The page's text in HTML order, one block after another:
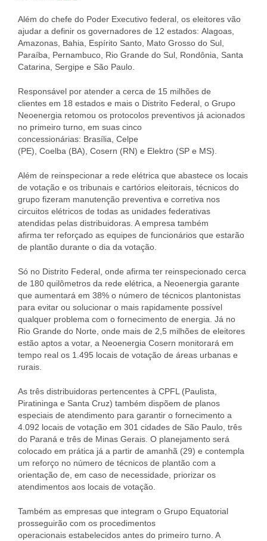
Além do chefe do Poder Executivo federal, os eleitores vão
ajudar a definir os governadores de 12 estados: Alagoas,
Amazonas, Bahia, Espírito Santo, Mato Grosso do Sul,
Paraíba, Pernambuco, Rio Grande do Sul, Rondônia, Santa
Catarina, Sergipe e São Paulo.
Responsável por atender a cerca de 15 milhões de
clientes em 18 estados e mais o Distrito Federal, o Grupo
Neoenergia retomou os protocolos preventivos já acionados
no primeiro turno, em suas cinco
concessionárias: Brasília, Celpe
(PE), Coelba (BA), Cosern (RN) e Elektro (SP e MS).
Além de reinspecionar a rede elétrica que abastece os locais
de votação e os tribunais e cartórios eleitorais, técnicos do
grupo fizeram manutenção preventiva e corretiva nos
circuitos elétricos de todas as unidades federativas
atendidas pelas distribuidoras. A empresa também
afirma ter reforçado as equipes de funcionários que estarão
de plantão durante o dia da votação.
Só no Distrito Federal, onde afirma ter reinspecionado cerca
de 180 quilômetros da rede elétrica, a Neoenergia garante
que aumentará em 38% o número de técnicos plantonistas
para evitar ou solucionar o mais rapidamente possível
qualquer problema com o fornecimento de energia. Já no
Rio Grande do Norte, onde mais de 2,5 milhões de eleitores
estão aptos a votar, a Neoenergia Cosern monitorará em
tempo real os 1.495 locais de votação de áreas urbanas e
rurais.
As três distribuidoras pertencentes à CPFL (Paulista,
Piratininga e Santa Cruz) também dispõem de planos
especiais de atendimento para garantir o fornecimento a
4.092 locais de votação em 301 cidades de São Paulo, três
do Paraná e três de Minas Gerais. O planejamento será
colocado em prática já a partir de amanhã (29) e contempla
um reforço no número de técnicos de plantão com a
orientação de, em caso de necessidade, priorizar os
atendimentos aos locais de votação.
Também as empresas que integram o Grupo Equatorial
prosseguirão com os procedimentos
operacionais estabelecidos antes do primeiro turno. A